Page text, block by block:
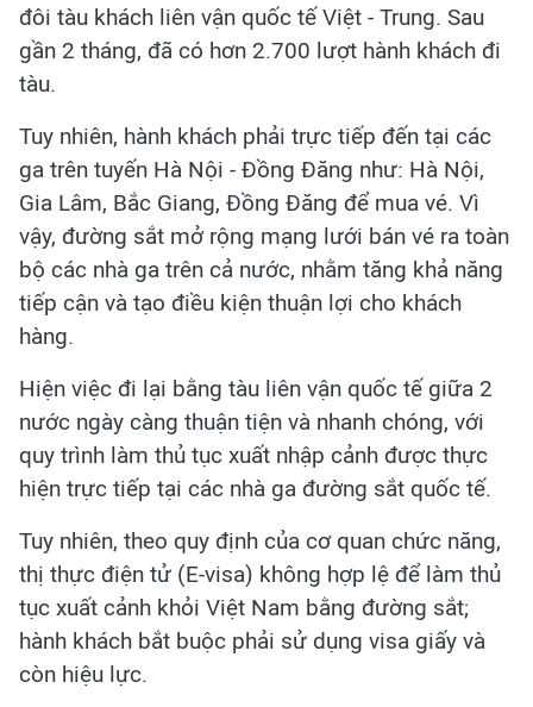
đôi tàu khách liên vận quốc tế Việt - Trung. Sau
gần 2 tháng, đã có hơn 2.700 lượt hành khách đi
tàu.
Tuy nhiên, hành khách phải trực tiếp đến tại các
ga trên tuyến Hà Nội - Đồng Đăng như: Hà Nội,
Gia Lâm, Bắc Giang, Đồng Đăng để mua vé. Vì
vậy, đường sắt mở rộng mạng lưới bán vé ra toàn
bộ các nhà ga trên cả nước, nhằm tăng khả năng
tiếp cận và tạo điều kiện thuận lợi cho khách
hàng.
Hiện việc đi lại bằng tàu liên vận quốc tế giữa 2
nước ngày càng thuận tiện và nhanh chóng, với
quy trình làm thủ tục xuất nhập cảnh được thực
hiện trực tiếp tại các nhà ga đường sắt quốc tế.
Tuy nhiên, theo quy định của cơ quan chức năng,
thị thực điện tử (E-visa) không hợp lệ để làm thủ
tục xuất cảnh khỏi Việt Nam bằng đường sắt;
hành khách bắt buộc phải sử dụng visa giấy và
còn hiệu lực.